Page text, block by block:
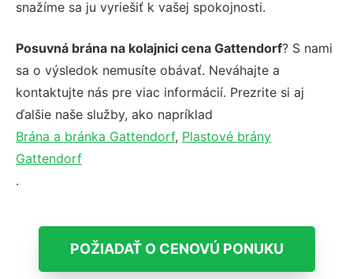
snažíme sa ju vyriešiť k vašej spokojnosti.
Posuvná brána na kolajnici cena Gattendorf? S nami
sa o výsledok nemusíte obávať. Neváhajte a
kontaktujte nás pre viac informácií. Prezrite si aj
ďalšie naše služby, ako napríklad
Brána a bránka Gattendorf, Plastové brány
Gattendorf
.
POŽIADAŤ O CENOVÚ PONUKU